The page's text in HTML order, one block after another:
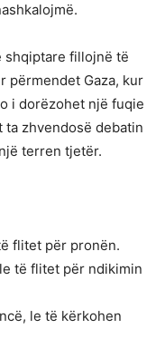
shqiptare fillojnë të
përmendet Gaza, kur
i dorëzohet një fuqie
zhvendosë debatin
terren tjetër.
flitet për pronën.
të flitet për ndikimin
le të kërkohen